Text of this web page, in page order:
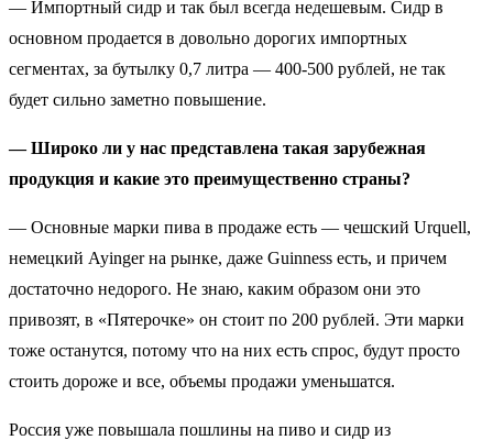
— Импортный сидр и так был всегда недешевым. Сидр в
основном продается в довольно дорогих импортных
сегментах, за бутылку 0,7 литра — 400-500 рублей, не так
будет сильно заметно повышение.
— Широко ли у нас представлена такая зарубежная
продукция и какие это преимущественно страны?
— Основные марки пива в продаже есть — чешский Urquell,
немецкий Ayinger на рынке, даже Guinness есть, и причем
достаточно недорого. Не знаю, каким образом они это
привозят, в «Пятерочке» он стоит по 200 рублей. Эти марки
тоже останутся, потому что на них есть спрос, будут просто
стоить дороже и все, объемы продажи уменьшатся.
Россия уже повышала пошлины на пиво и сидр из